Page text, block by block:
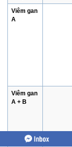
Viêm gan
A
Viêm gan
A + B